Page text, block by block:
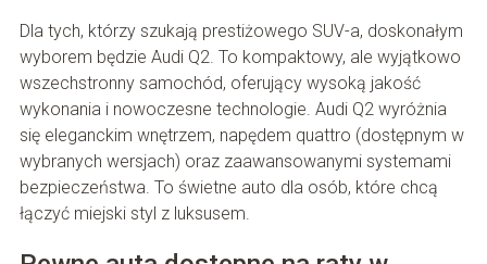
Dla tych, którzy szukają prestiżowego SUV-a, doskonałym
wyborem będzie Audi Q2. To kompaktowy, ale wyjątkowo
wszechstronny samochód, oferujący wysoką jakość
wykonania i nowoczesne technologie. Audi Q2 wyróżnia
się eleganckim wnętrzem, napędem quattro (dostępnym w
wybranych wersjach) oraz zaawansowanymi systemami
bezpieczeństwa. To świetne auto dla osób, które chcą
łączyć miejski styl z luksusem.